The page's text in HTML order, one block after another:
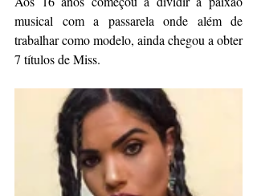
musical com a passarela onde além de
trabalhar como modelo, ainda chegou a obter
7 títulos de Miss.